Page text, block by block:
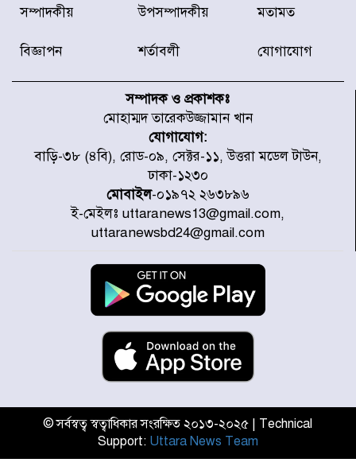
রাজধানীর উত্তরা আঞ্চলিক পাসপোর্ট
সদস্যকে বিভিন্ন মেয়াদে সাজা প্রদান
করেছে র‌্যাব-১
হরমুজ প্রণালি নিয়ে ওমানের সঙ্গে চুক্তি
চূড়ান্ত পর্যায়ে : ইরান
প্রত্যেক অপরাধীর বিচার এ দেশেই
হবে, সে যত শক্তিশালীই হোক না কেন,
চট্টগ্রামে জুলাই গণঅভ্যুত্থান দিবসে
প্রতিমন্ত্রী মীর হেলাল
আগামী ৫ দিন বৃষ্টির আভাস
হাসিনার বক্তব্য প্রচারে ভারতের সমর্থন
নেই
জুলাই গণঅভ্যুত্থানে আহত যোদ্ধা
উত্তরায় জুলাই গণঅভ্যুত্থানের ৯২
সম্পাদকীয় উপসম্পাদকীয় মতামত
বিজ্ঞাপন শর্তাবলী যোগাযোগ
সম্পাদক ও প্রকাশকঃ
মোহাম্মদ তারেকউজ্জামান খান
যোগাযোগ:
বাড়ি-৩৮ (৪বি), রোড-০৯, সেক্টর-১১, উত্তরা মডেল টাউন,
ঢাকা-১২৩০
মোবাইল-০১৯৭২ ২৬৩৮৯৬
ই-মেইলঃ uttaranews13@gmail.com,
uttaranewsbd24@gmail.com
© সর্বস্বত্ব স্বত্বাধিকার সংরক্ষিত ২০১৩-২০২৫ | Technical
Support: Uttara News Team